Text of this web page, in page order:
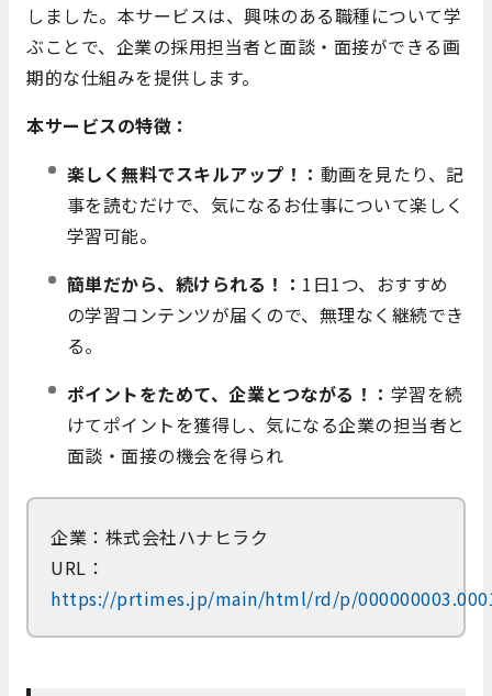
しました。本サービスは、興味のある職種について学
ぶことで、企業の採用担当者と面談・面接ができる画
期的な仕組みを提供します。
本サービスの特徴：
楽しく無料でスキルアップ！： 動画を見たり、記
事を読むだけで、気になるお仕事について楽しく
学習可能。
簡単だから、続けられる！： 1日1つ、おすすめ
の学習コンテンツが届くので、無理なく継続でき
る。
ポイントをためて、企業とつながる！： 学習を続
けてポイントを獲得し、気になる企業の担当者と
面談・面接の機会を得られ
企業：株式会社ハナヒラク
URL：
https://prtimes.jp/main/html/rd/p/